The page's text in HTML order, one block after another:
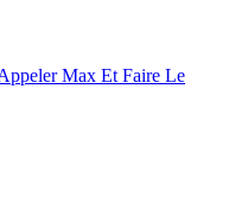
Max Et Faire Le